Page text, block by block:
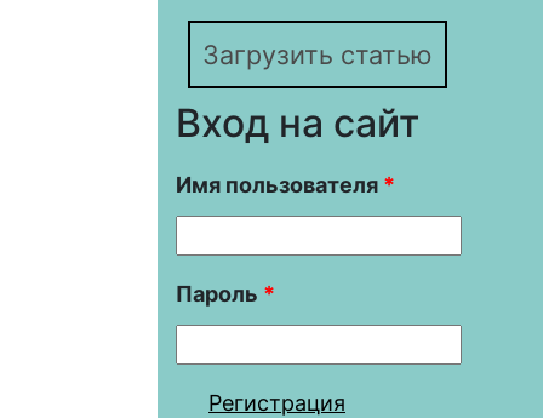
Загрузить статью
Вход на сайт
Имя пользователя *
Пароль *
Регистрация